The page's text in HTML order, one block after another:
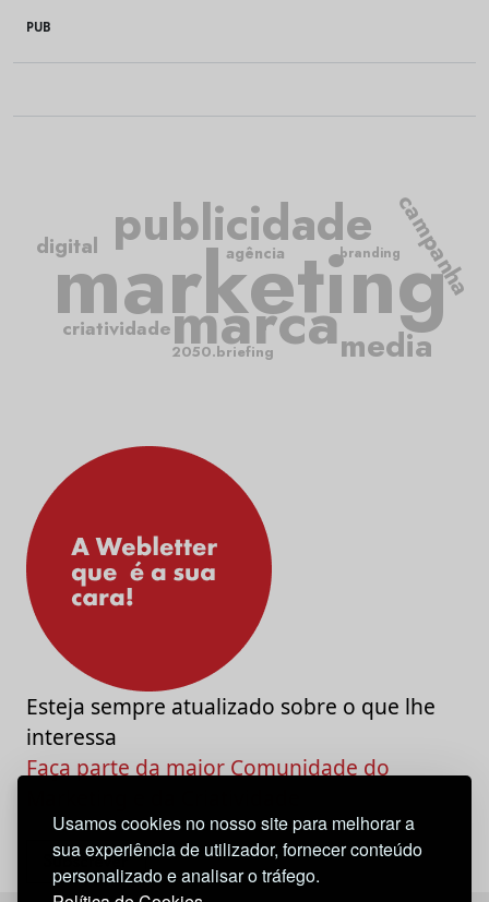
Usamos cookies no nosso site para melhorar a
sua experiência de utilizador, fornecer conteúdo
personalizado e analisar o tráfego.
PUB
marketing
publicidade
marca
criatividade
campanha
media
agência
digital
2050.briefing
branding
Esteja sempre atualizado sobre o que lhe
interessa
Faça parte da maior Comunidade do